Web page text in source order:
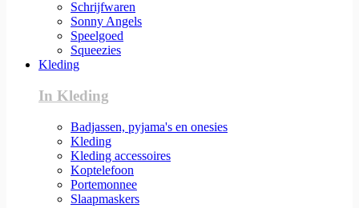
Schrijfwaren
Sonny Angels
Speelgoed
Squeezies
Kleding
In Kleding
Badjassen, pyjama's en onesies
Kleding
Kleding accessoires
Koptelefoon
Portemonnee
Slaapmaskers